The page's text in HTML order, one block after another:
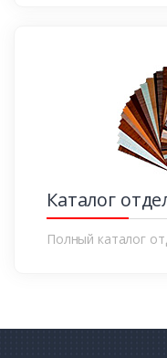
Каталог
Полный каталог